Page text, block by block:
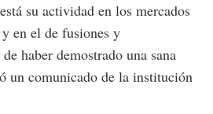
su actividad en los mercados
en el de fusiones y
haber demostrado una sana
un comunicado de la institución